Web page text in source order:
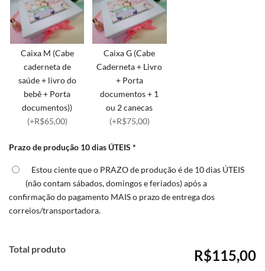
Caixa M (Cabe
caderneta de
saúde + livro do
bebê + Porta
documentos))
(+R$65,00)
Caixa G (Cabe
Caderneta + Livro
+ Porta
documentos + 1
ou 2 canecas
(+R$75,00)
Prazo de produção 10 dias ÚTEIS *
Estou ciente que o PRAZO de produção é de 10 dias ÚTEIS
(não contam sábados, domingos e feriados) após a
confirmação do pagamento MAIS o prazo de entrega dos
correios/transportadora.
Total produto R$115,00